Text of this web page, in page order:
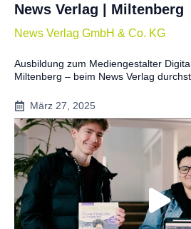
News Verlag | Miltenberg
News Verlag GmbH & Co. KG
Ausbildung zum Mediengestalter
Miltenberg – beim News Verlag
März 27, 2025